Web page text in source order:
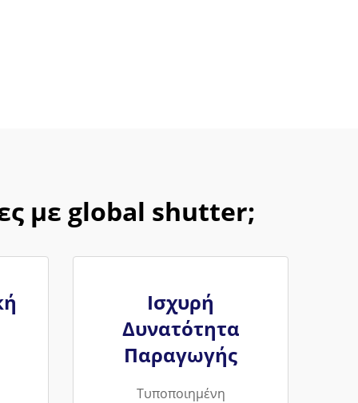
με global shutter;
Ισχυρή
Δυνατότητα
Παραγωγής
Τυποποιημένη